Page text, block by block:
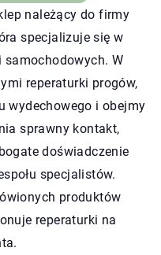
należący do firmy
specjalizuje się w
samochodowych. W
reperaturki progów,
wydechowego i obejmy
sprawny kontakt,
doświadczenie
specjalistów.
produktów
reperaturki na